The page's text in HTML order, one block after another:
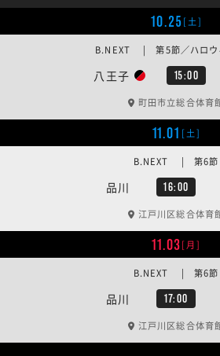
10.25[土]
八王子 15:00
B.NEXT | 第5節／ハロウ
町田市立総合体育
11.01 [土]
品川 16:00
B.NEXT | 第6節
江戸川区総合体育
11.03[月]
品川 17:00
B.NEXT | 第6節
江戸川区総合体育